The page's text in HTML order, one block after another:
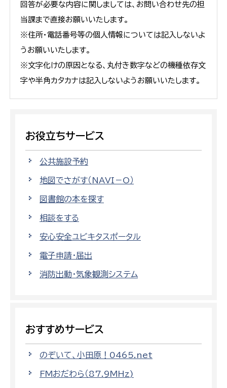
回答が必要な内容に関しましては、お問い合わせ先の担
当課まで直接お願いいたします。
※住所・電話番号等の個人情報については記入しないよ
うお願いいたします。
※文字化けの原因となる、丸付き数字などの機種依存文
字や半角カタカナは記入しないようお願いいたします。
お役立ちサービス
公共施設予約
地図でさがす（NAVI－O）
図書館の本を探す
相談をする
安心安全ユビキタスポータル
電子申請・届出
消防出動・気象観測システム
おすすめサービス
のぞいて、小田原！0465.net
FMおだわら（87.9MHz)